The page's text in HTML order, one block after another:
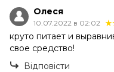
Олеся
10.07.2022 в 02:02
круто питает и
свое средство!
Відповісти